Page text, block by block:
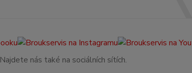
Najdete nás také na sociálních sítích.